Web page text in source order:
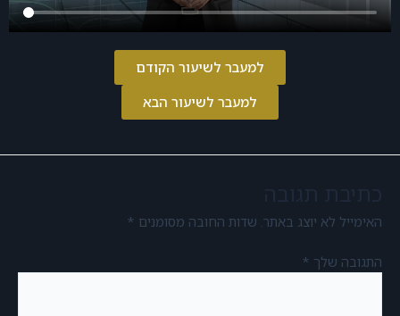
למעבר לשיעור הקודם
למעבר לשיעור הבא
כתיבת תגובה
האימייל לא יוצג באתר. שדות החובה מסומנים *
התגובה שלך *